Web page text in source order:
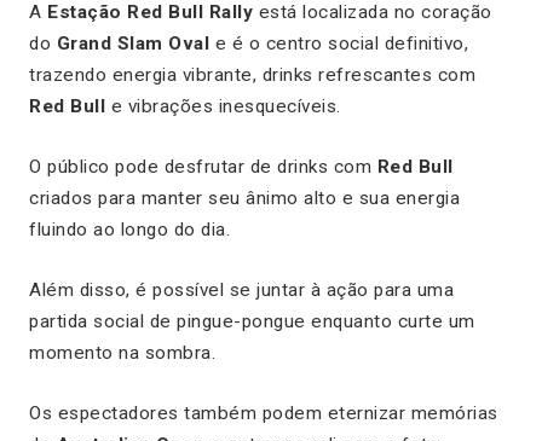
A Estação Red Bull Rally está localizada no coração
do Grand Slam Oval e é o centro social definitivo,
trazendo energia vibrante, drinks refrescantes com
Red Bull e vibrações inesquecíveis.
O público pode desfrutar de drinks com Red Bull
criados para manter seu ânimo alto e sua energia
fluindo ao longo do dia.
Além disso, é possível se juntar à ação para uma
partida social de pingue-pongue enquanto curte um
momento na sombra.
Os espectadores também podem eternizar memórias